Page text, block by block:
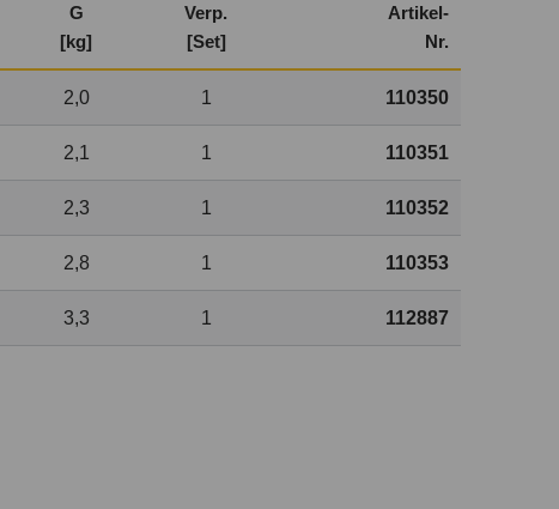
G
[kg]
Verp.
[Set]
Artikel-
Nr.
2,0 1 110350
2,1 1 110351
2,3 1 110352
2,8 1 110353
3,3 1 112887